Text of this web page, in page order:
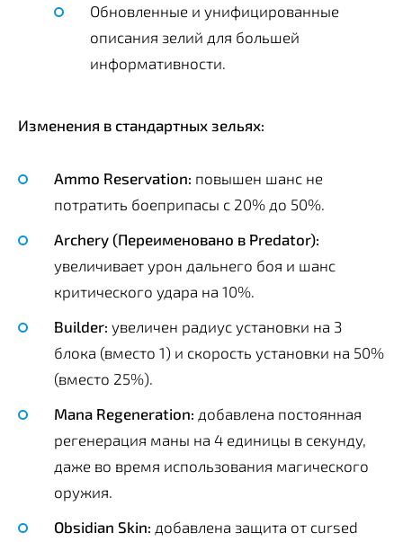
Обновленные и унифицированные
описания зелий для большей
информативности.
Изменения в стандартных зельях:
Ammo Reservation: повышен шанс не
потратить боеприпасы с 20% до 50%.
Archery (Переименовано в Predator):
увеличивает урон дальнего боя и шанс
критического удара на 10%.
Builder: увеличен радиус установки на 3
блока (вместо 1) и скорость установки на 50%
(вместо 25%).
Mana Regeneration: добавлена постоянная
регенерация маны на 4 единицы в секунду,
даже во время использования магического
оружия.
Obsidian Skin: добавлена защита от cursed